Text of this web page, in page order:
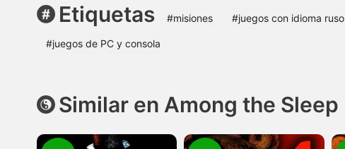
Etiquetas #misiones #juegos con idioma ruso
#juegos de PC y consola
Similar en Among the Sleep